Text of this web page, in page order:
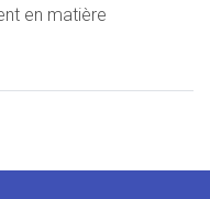
en matière